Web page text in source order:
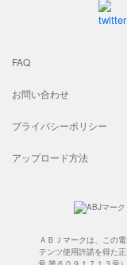
FAQ
お問い合わせ
プライバシーポリシー
アップロード方法
ＡＢＪマークは、この
テンツ使用許諾を得た